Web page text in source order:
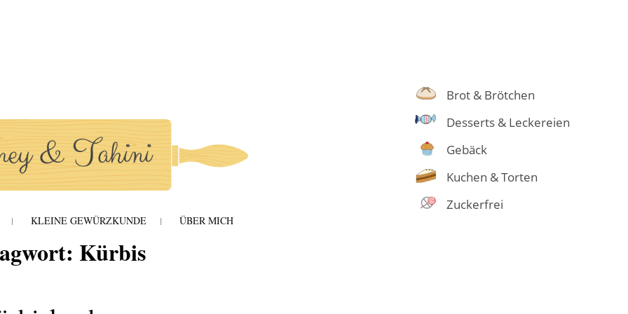
KLEINE GEWÜRZKUNDE ÜBER MICH
Kürbis
Brot & Brötchen
Desserts & Leckereien
Gebäck
Kuchen & Torten
Zuckerfrei